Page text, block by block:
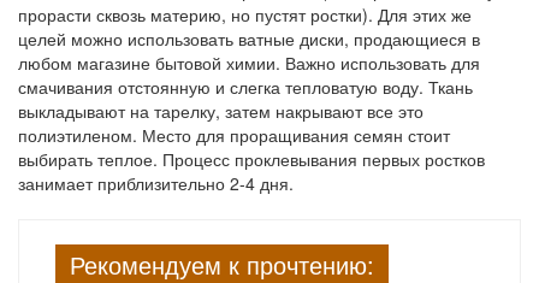
прорасти сквозь материю, но пустят ростки). Для этих же
целей можно использовать ватные диски, продающиеся в
любом магазине бытовой химии. Важно использовать для
смачивания отстоянную и слегка тепловатую воду. Ткань
выкладывают на тарелку, затем накрывают все это
полиэтиленом. Место для проращивания семян стоит
выбирать теплое. Процесс проклевывания первых ростков
занимает приблизительно 2-4 дня.
Рекомендуем к прочтению: